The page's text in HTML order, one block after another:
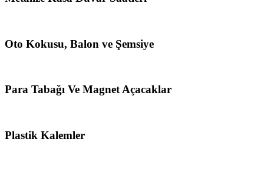
Oto Kokusu, Balon ve Şemsiye
Para Tabağı Ve Magnet Açacaklar
Plastik Kalemler